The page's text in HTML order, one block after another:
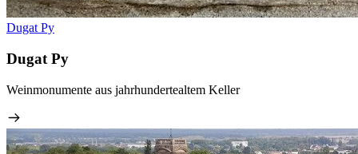
Dugat Py
Dugat Py
Weinmonumente aus jahrhundertealtem Keller